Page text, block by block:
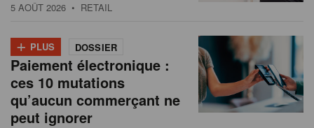
5 AOÛT 2026 • RETAIL
+ PLUS DOSSIER
Paiement électronique :
ces 10 mutations
qu’aucun commerçant ne
peut ignorer